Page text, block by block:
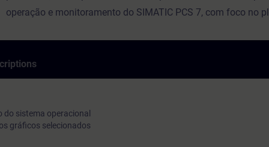
operação e monitoramento do SIMATIC PCS 7, com foco no
os dispositivos de controle e monitoramento, colocando em
conhecimento teórico recém-adquirido. Após o curso, você
operabilidade do seu sistema.
sistema operacional
gráficos selecionados